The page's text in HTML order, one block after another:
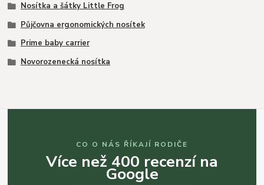
Nosítka a šátky Little Frog
Půjčovna ergonomických nosítek
Prime baby carrier
Novorozenecká nosítka
CO O NÁS ŘÍKAJÍ RODIČE
Více než 400 recenzí na
Google